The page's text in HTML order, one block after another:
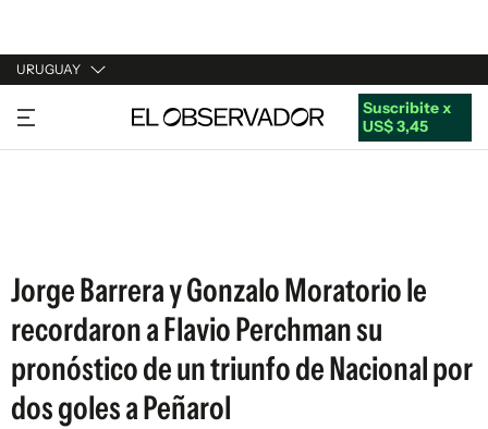
URUGUAY
URUGUAY
ARGENTINA
Suscribite x
US$ 3,45
Jorge Barrera y Gonzalo Moratorio le
recordaron a Flavio Perchman su
pronóstico de un triunfo de Nacional por
dos goles a Peñarol